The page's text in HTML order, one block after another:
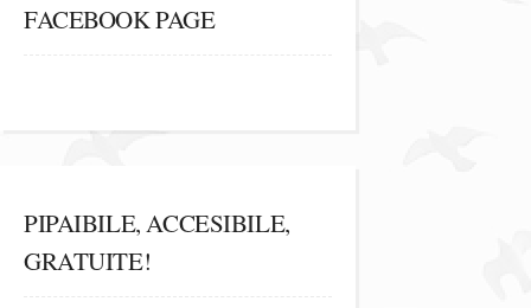
FACEBOOK PAGE
PIPAIBILE, ACCESIBILE,
GRATUITE!